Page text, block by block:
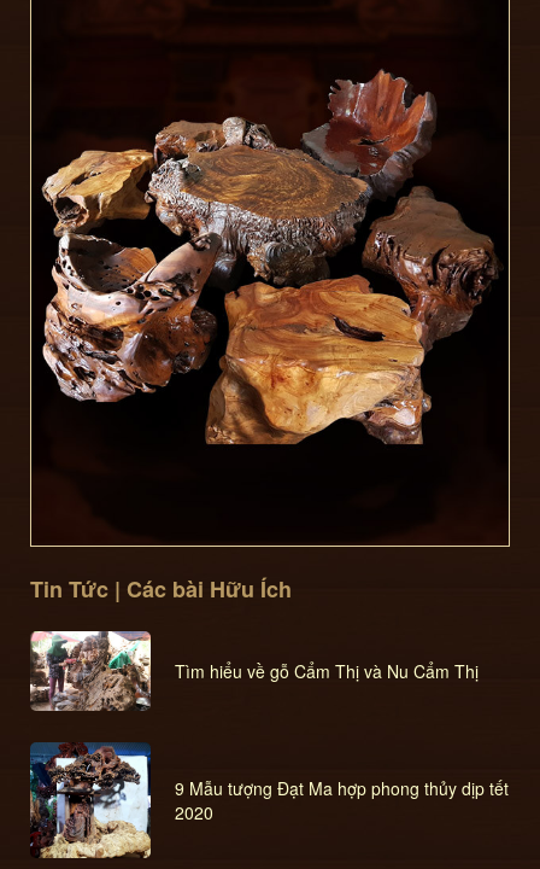
Tin Tức | Các bài Hữu Ích
Tìm hiểu về gỗ Cẩm Thị và Nu Cẩm Thị
9 Mẫu tượng Đạt Ma hợp phong thủy dịp tết
2020